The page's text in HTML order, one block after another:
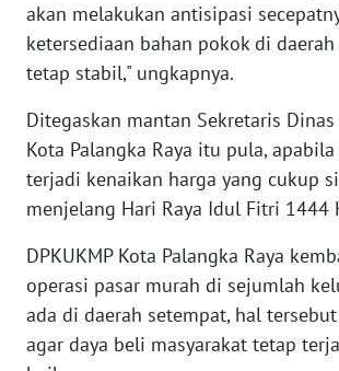
akan melakukan antisipasi
ketersediaan bahan pokok di
tetap stabil," ungkapnya.
Ditegaskan mantan Sekretaris Dinas
Kota Palangka Raya itu pula,
terjadi kenaikan harga yang cukup
menjelang Hari Raya Idul Fitri 1444
DPKUKMP Kota Palangka Raya
operasi pasar murah di sejumlah
ada di daerah setempat, hal
agar daya beli masyarakat tetap
WN
JAMBI
SULTRA
WN
NTB
WN
SULTENG
WN
SULBAR